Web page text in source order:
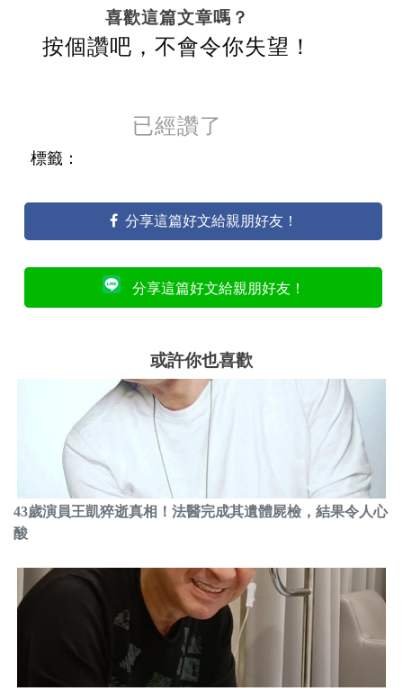
喜歡這篇文章嗎？
按個讚吧，不會令你失望！
已經讚了
標籤：
分享這篇好文給親朋好友！
分享這篇好文給親朋好友！
或許你也喜歡
43歲演員王凱猝逝真相！法醫完成其遺體屍檢，結果令人心
酸